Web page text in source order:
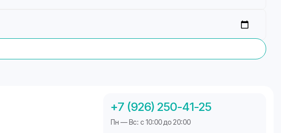
+7 (926) 250-41-25
Пн — Вс: с 10:00 до 20:00